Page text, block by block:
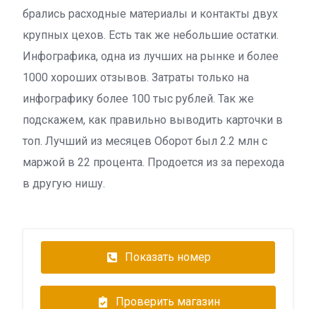
брались расходные материалы и контакты двух
крупных цехов. Есть так же небольшие остатки.
Инфографика, одна из лучших на рынке и более
1000 хороших отзывов. Затраты только на
инфографику более 100 тыс рублей. Так же
подскажем, как правильно выводить карточки в
топ. Лучший из месяцев Оборот был 2.2 млн с
маржой в 22 процента. Продоется из за перехода
в другую нишу.
Показать номер
Проверить магазин